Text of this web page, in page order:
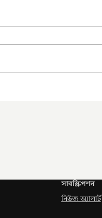
সাবস্ক্রিপশন
নিউজ অ্যালার্ট